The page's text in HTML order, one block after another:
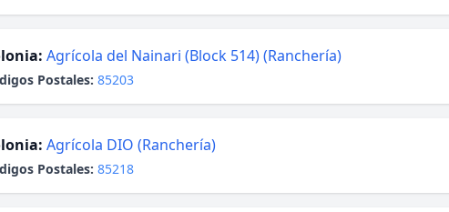
Agrícola del Nainari (Block 514) (Ranchería)
Postales: 85203
Agrícola DIO (Ranchería)
Postales: 85218